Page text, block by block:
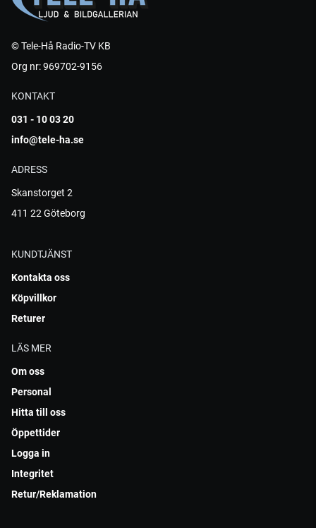
© Tele-Hå Radio-TV KB
Org nr: 969702-9156
KONTAKT
031 - 10 03 20
info@tele-ha.se
ADRESS
Skanstorget 2
411 22 Göteborg
KUNDTJÄNST
Kontakta oss
Köpvillkor
Returer
LÄS MER
Om oss
Personal
Hitta till oss
Öppettider
Logga in
Integritet
Retur/Reklamation